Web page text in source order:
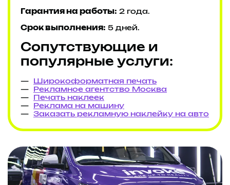
Гарантия на работы: 2 года.
Срок выполнения: 5 дней.
Сопутствующие и
популярные услуги:
Широкоформатная печать
Рекламное агентство Москва
Печать наклеек
Реклама на машину
Заказать рекламную наклейку на авто